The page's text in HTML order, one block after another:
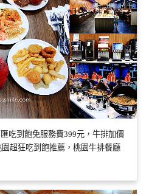
吃到飽免服務費399元，牛排加價
超狂吃到飽推薦，桃園牛排餐廳